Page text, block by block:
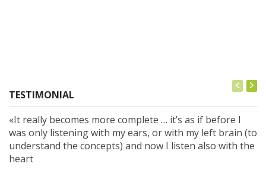
TESTIMONIAL
«It really becomes more complete … it’s as if before I
was only listening with my ears, or with my left brain (to
understand the concepts) and now I listen also with the
heart